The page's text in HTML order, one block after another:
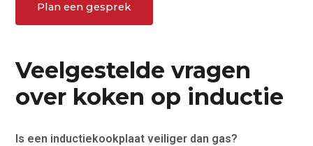
Plan een gesprek
Veelgestelde vragen
over koken op inductie
Is een inductiekookplaat veiliger dan gas?